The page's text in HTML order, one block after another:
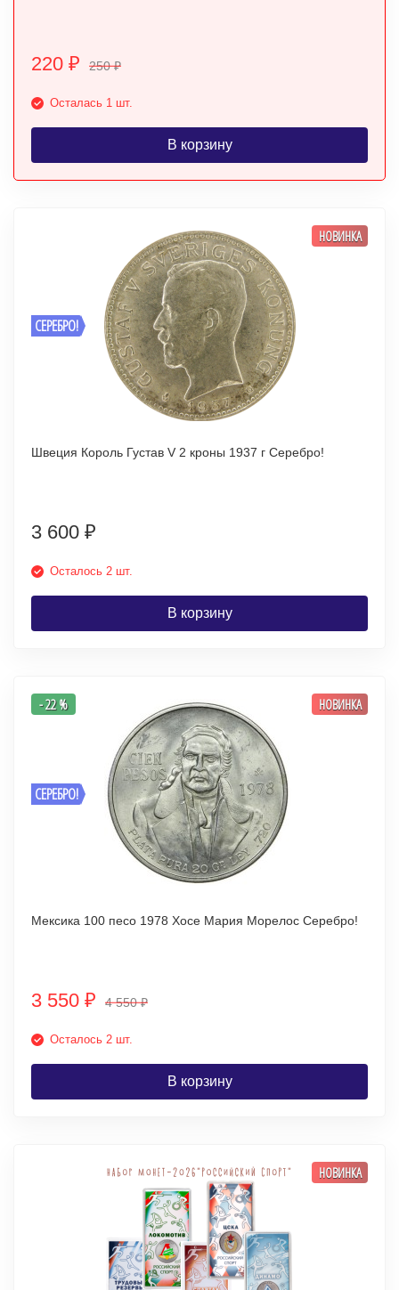
220 ₽ 250₽
Осталась 1 шт.
В корзину
СЕРЕБРО!
НОВИНКА
Швеция Король Густав V 2 кроны 1937 г Серебро!
3 600 ₽
Осталось 2 шт.
В корзину
СЕРЕБРО!
- 22 % НОВИНКА
Мексика 100 песо 1978 Хосе Мария Морелос Серебро!
3 550 ₽ 4 550₽
Осталось 2 шт.
В корзину
НОВИНКА